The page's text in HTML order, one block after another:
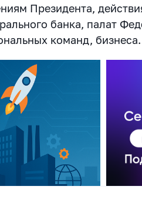
Президента,
банка, палат
команд, бизнеса.